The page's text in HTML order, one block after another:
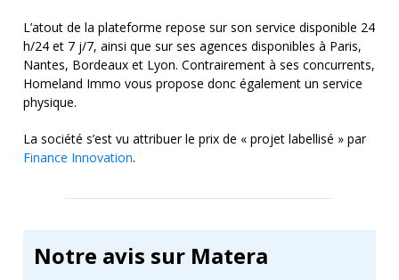
L’atout de la plateforme repose sur son service disponible 24
h/24 et 7 j/7, ainsi que sur ses agences disponibles à Paris,
Nantes, Bordeaux et Lyon. Contrairement à ses concurrents,
Homeland Immo vous propose donc également un service
physique.
La société s’est vu attribuer le prix de « projet labellisé » par
Finance Innovation.
Notre avis sur Matera